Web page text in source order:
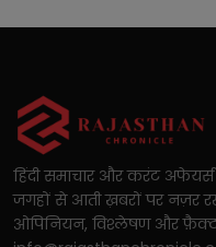
हिंदी समाचार और करंट
जगहों से आती ख़बरों पर नज़र
ओपिनियन, विश्लेषण और फ़ैक्ट